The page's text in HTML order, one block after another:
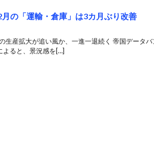
の「運輸・倉庫」は3カ月ぶり改善
生産拡大が追い風か、一進一退続く 帝国データ
よると、景況感を[…]